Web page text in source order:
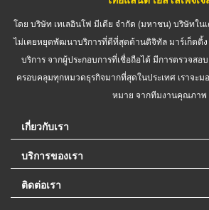
โดย บริษัท เทเลอินโฟ มีเดีย จำกัด (มหาชน) บริษัทใน
ไม่เคยหยุดพัฒนาบริการที่ดีที่สุดด้านดิจิทัล มาร์เก็ตติ้
บริการ จากผู้ประกอบการที่เชื่อถือได้ มีการตรวจส
ครอบคลุมทุกหมวดธุรกิจมากที่สุดในประเทศ เราจะ
หมาย จากทีมงานคุณภาพ
เกี่ยวกับเรา
บริการของเรา
ติดต่อเรา